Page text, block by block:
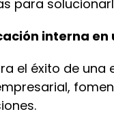
para
interna en
el éxito de